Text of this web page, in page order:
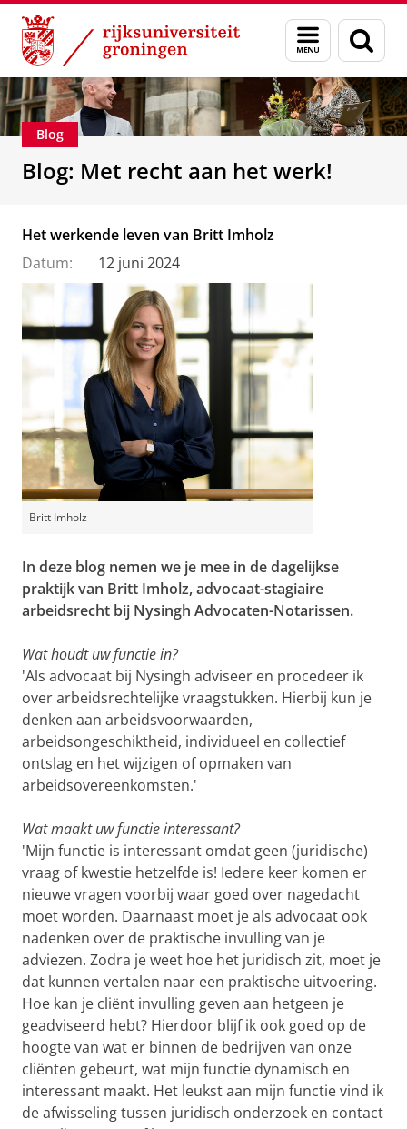
Skip
Content
Skip
Navigation
Menu
en
zoeken
Over ons Beroepsmogelijkheden
Blog
Blog: Met recht aan het werk!
Het werkende leven van Britt Imholz
Datum:
12 juni 2024
Britt Imholz
In deze blog nemen we je mee in de dagelijkse
praktijk van Britt Imholz, advocaat-stagiaire
arbeidsrecht bij Nysingh Advocaten-Notarissen.
Wat houdt uw functie in?
'Als advocaat bij Nysingh adviseer en procedeer ik
over arbeidsrechtelijke vraagstukken. Hierbij kun je
denken aan arbeidsvoorwaarden,
arbeidsongeschiktheid, individueel en collectief
ontslag en het wijzigen of opmaken van
arbeidsovereenkomsten.'
Wat maakt uw functie interessant?
'Mijn functie is interessant omdat geen (juridische)
vraag of kwestie hetzelfde is! Iedere keer komen er
nieuwe vragen voorbij waar goed over nagedacht
moet worden. Daarnaast moet je als advocaat ook
nadenken over de praktische invulling van je
adviezen. Zodra je weet hoe het juridisch zit, moet je
dat kunnen vertalen naar een praktische uitvoering.
Hoe kan je cliënt invulling geven aan hetgeen je
geadviseerd hebt? Hierdoor blijf ik ook goed op de
hoogte van wat er binnen de bedrijven van onze
cliënten gebeurt, wat mijn functie dynamisch en
interessant maakt. Het leukst aan mijn functie vind ik
de afwisseling tussen juridisch onderzoek en contact